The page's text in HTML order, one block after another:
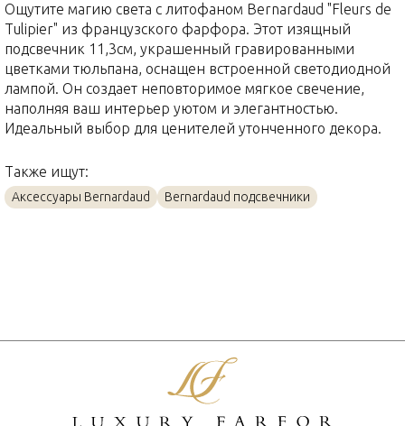
Материал
Фарфор
Объем / Размер
11,3см
Ощутите магию света с литофаном Bernardaud "Fleurs de
Tulipier" из французского фарфора. Этот изящный
подсвечник 11,3см, украшенный гравированными
цветками тюльпана, оснащен встроенной светодиодной
лампой. Он создает неповторимое мягкое свечение,
наполняя ваш интерьер уютом и элегантностью.
Идеальный выбор для ценителей утонченного декора.
Также ищут:
Аксессуары Bernardaud Bernardaud подсвечники